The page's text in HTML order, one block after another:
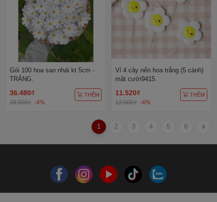
Gói 100 hoa sao nhái kt 5cm -
TRẮNG.
36.480₫
38.000₫ -4%
THÊM
Vỉ 4 cây nến hoa trắng (5 cánh)
mặt cười9415.
11.520₫
12.000₫ -4%
THÊM
1 2 3 4 5 6